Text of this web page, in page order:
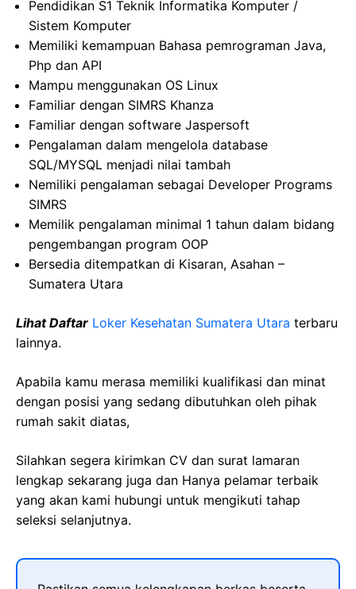
Pendidikan S1 Teknik Informatika Komputer /
Sistem Komputer
Memiliki kemampuan Bahasa pemrograman Java,
Php dan API
Mampu menggunakan OS Linux
Familiar dengan SIMRS Khanza
Familiar dengan software Jaspersoft
Pengalaman dalam mengelola database
SQL/MYSQL menjadi nilai tambah
Nemiliki pengalaman sebagai Developer Programs
SIMRS
Memilik pengalaman minimal 1 tahun dalam bidang
pengembangan program OOP
Bersedia ditempatkan di Kisaran, Asahan –
Sumatera Utara
Lihat Daftar Loker Kesehatan Sumatera Utara terbaru
lainnya.
Apabila kamu merasa memiliki kualifikasi dan minat
dengan posisi yang sedang dibutuhkan oleh pihak
rumah sakit diatas,
Silahkan segera kirimkan CV dan surat lamaran
lengkap sekarang juga dan Hanya pelamar terbaik
yang akan kami hubungi untuk mengikuti tahap
seleksi selanjutnya.